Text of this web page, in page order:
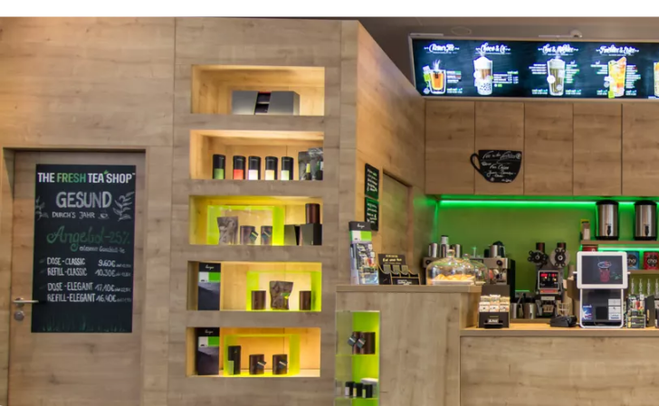
Zertifikate
Innenausbau
Treppen & Geländer
Türen & Tore
Möbel & Einbauten